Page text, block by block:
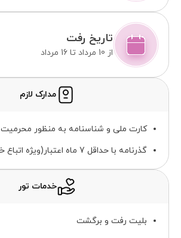
تاریخ رفت
از 10 مرداد تا 16 مرداد
مدارک لازم
کارت ملی و شناسنامه به منظور محرمیت
گذرنامه با حداقل 7 ماه اعتبار(ویژه اتباع خارجی)
خدمات تور
بلیت رفت و برگشت